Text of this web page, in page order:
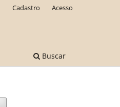
Buscar
Cadastro Acesso